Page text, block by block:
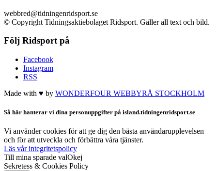
webbred@tidningenridsport.se
© Copyright Tidningsaktiebolaget Ridsport. Gäller all text och bild.
Följ Ridsport på
Facebook
Instagram
RSS
Made with ♥ by WONDERFOUR WEBBYRÅ STOCKHOLM
Så här hanterar vi dina personuppgifter på island.tidningenridsport.se
Vi använder cookies för att ge dig den bästa användarupplevelsen
och för att utveckla och förbättra våra tjänster.
Läs vår integritetspolicy
Till mina sparade valOkej
Sekretess & Cookies Policy